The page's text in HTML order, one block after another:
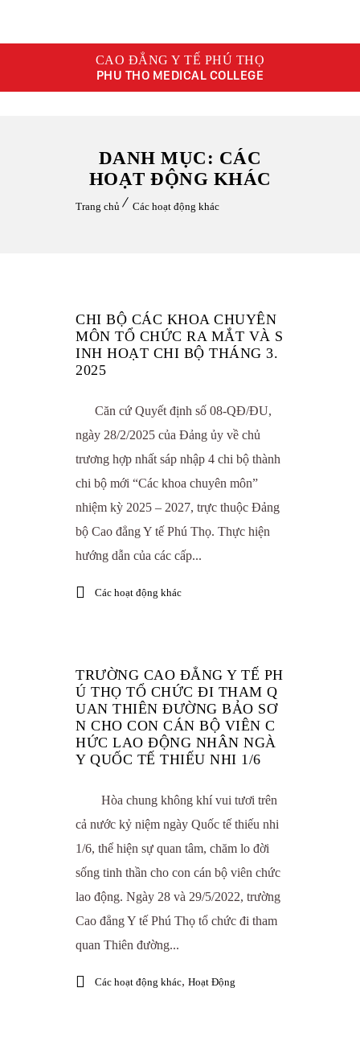
CAO ĐẲNG Y TẾ PHÚ THỌ
PHU THO MEDICAL COLLEGE
DANH MỤC: CÁC
HOẠT ĐỘNG KHÁC
Trang chủ Các hoạt động khác
CHI BỘ CÁC KHOA CHUYÊN
MÔN TỔ CHỨC RA MẮT VÀ S
INH HOẠT CHI BỘ THÁNG 3.
2025
Căn cứ Quyết định số 08-QĐ/ĐU,
ngày 28/2/2025 của Đảng ủy về chủ
trương hợp nhất sáp nhập 4 chi bộ thành
chi bộ mới “Các khoa chuyên môn”
nhiệm kỳ 2025 – 2027, trực thuộc Đảng
bộ Cao đẳng Y tế Phú Thọ. Thực hiện
hướng dẫn của các cấp...
Các hoạt động khác
TRƯỜNG CAO ĐẲNG Y TẾ PH
Ú THỌ TỔ CHỨC ĐI THAM Q
UAN THIÊN ĐƯỜNG BẢO SƠ
N CHO CON CÁN BỘ VIÊN C
HỨC LAO ĐỘNG NHÂN NGÀ
Y QUỐC TẾ THIẾU NHI 1/6
Hòa chung không khí vui tươi trên
cả nước kỷ niệm ngày Quốc tế thiếu nhi
1/6, thể hiện sự quan tâm, chăm lo đời
sống tinh thần cho con cán bộ viên chức
lao động. Ngày 28 và 29/5/2022, trường
Cao đẳng Y tế Phú Thọ tổ chức đi tham
quan Thiên đường...
Các hoạt động khác, Hoạt Động